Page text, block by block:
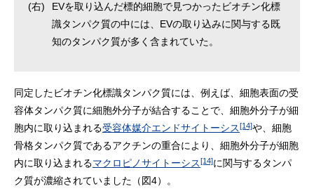
(右)
EVを取り込んだ標的細胞で見つかったビオチン化標
識タンパク質の中には、EVの取り込みに関与する既
知のタンパク質が多く含まれていた。
同定したビオチン化標識タンパク質には、例えば、細胞表面の受
容体タンパク質に細胞外分子が結合することで、細胞外分子が細
胞内に取り込まれる受容体媒介エンドサイトーシス[14]や、細胞
骨格タンパク質であるアクチンの重合により、細胞外分子が細胞
内に取り込まれるマクロピノサイトーシス[14]に関与するタンパ
ク質が濃縮されていました（図4）。